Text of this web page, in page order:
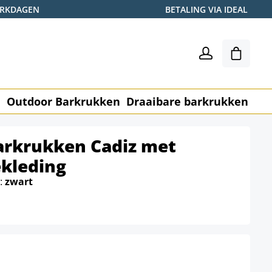
BETALING VIA IDEAL
Outdoor Barkrukken Draaibare barkrukken
Cadiz met
zwart